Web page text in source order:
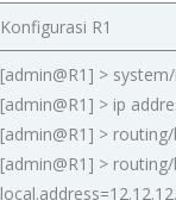
Konfigurasi R1
[admin@R1] >
[admin@R1] > ip
[admin@R1] >
[admin@R1] >